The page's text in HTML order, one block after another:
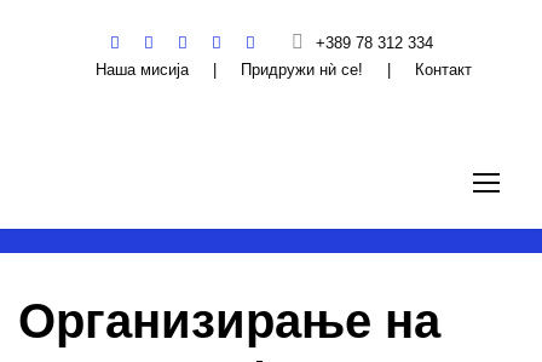
+389 78 312 334
Наша мисија
Придружи нѝ се! Контакт
Организирање на